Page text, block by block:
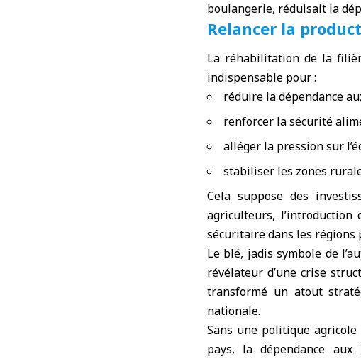
boulangerie, réduisait la
Relancer la
La réhabilitation de la
indispensable pour :
réduire la dépendance
renforcer la sécurité
alléger la pression sur
stabiliser les zones
Cela suppose des
agriculteurs,
sécuritaire dans les régions
Le blé, jadis symbole de
révélateur d’une crise
transformé un atout
nationale.
Sans une politique
pays, la dépendance